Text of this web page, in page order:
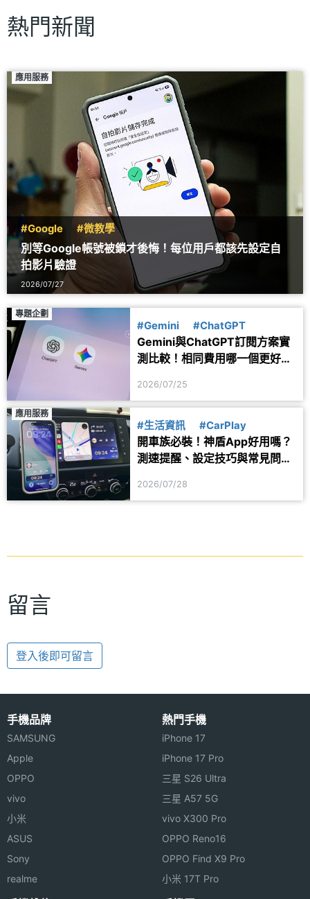
熱門新聞
應用服務
#Google #微教學
別等Google帳號被鎖才後悔！每位用戶都該先設定自
拍影片驗證
2026/07/27
專題企劃
#Gemini #ChatGPT
Gemini與ChatGPT訂閱方案實
測比較！相同費用哪一個更好
2026/07/25
應用服務
#生活資訊 #CarPlay
開車族必裝！神盾App好用嗎？
測速提醒、設定技巧與常見問題
2026/07/28
留言
登入後即可留言
手機品牌
SAMSUNG
Apple
OPPO
vivo
小米
ASUS
Sony
realme
熱門手機
iPhone 17
iPhone 17 Pro
三星 S26 Ultra
三星 A57 5G
vivo X300 Pro
OPPO Reno16
OPPO Find X9 Pro
小米 17T Pro